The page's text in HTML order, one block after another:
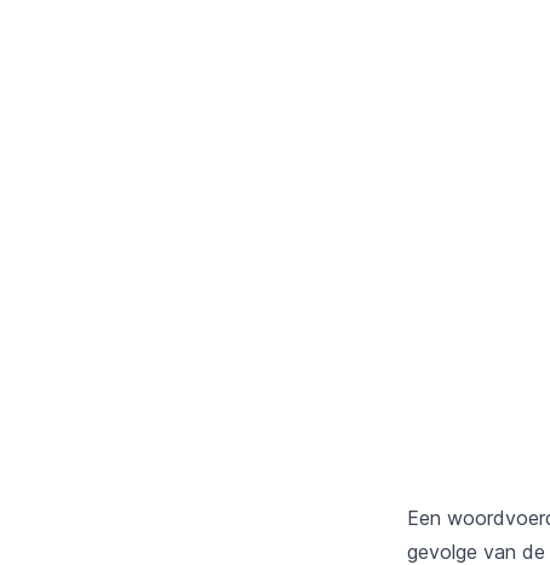
Een
gevolge van